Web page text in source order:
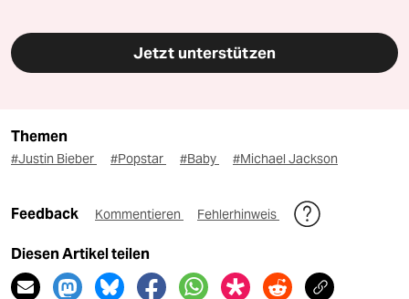
Jetzt unterstützen
Themen
#Justin Bieber #Popstar #Baby #Michael Jackson
Feedback Kommentieren Fehlerhinweis
Diesen Artikel teilen